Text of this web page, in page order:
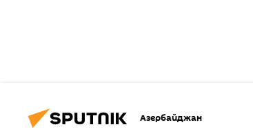
Азербайджан